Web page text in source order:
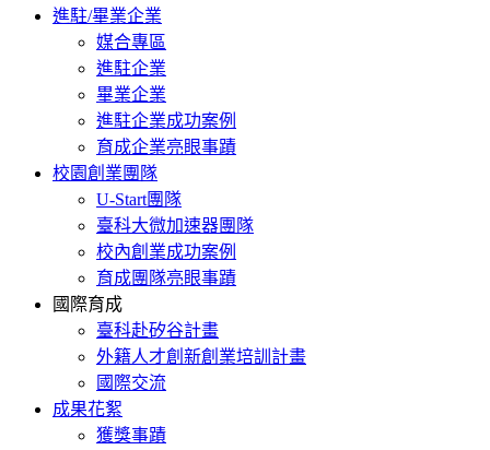
進駐/畢業企業
媒合專區
進駐企業
畢業企業
進駐企業成功案例
育成企業亮眼事蹟
校園創業團隊
U-Start團隊
臺科大微加速器團隊
校內創業成功案例
育成團隊亮眼事蹟
國際育成
臺科赴矽谷計畫
外籍人才創新創業培訓計畫
國際交流
成果花絮
獲獎事蹟